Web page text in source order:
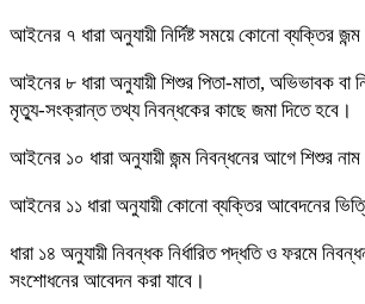
আইনের ৭ ধারা অনুযায়ী নির্দিষ্ট সময়ে কোনো ব্যক্তির
আইনের ৮ ধারা অনুযায়ী শিশুর পিতা-মাতা, অভিভাবক বা
মৃত্যু-সংক্রান্ত তথ্য নিবন্ধকের কাছে জমা দিতে হবে।
আইনের ১০ ধারা অনুযায়ী জন্ম নিবন্ধনের আগে শিশুর নাম
আইনের ১১ ধারা অনুযায়ী কোনো ব্যক্তির আবেদনের
ধারা ১৪ অনুযায়ী নিবন্ধক নির্ধারিত পদ্ধতি ও ফরমে
সংশোধনের আবেদন করা যাবে।